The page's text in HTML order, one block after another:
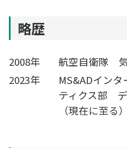
略歴
2008年
航空自衛隊
2023年
MS&ADイン
ティクス部
（現在に至る）